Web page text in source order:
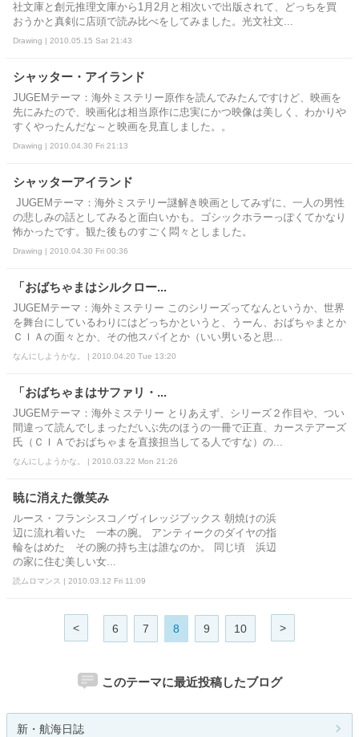
社文庫と創元推理文庫から1月2月と相次いで出版されて、どっちを買
おうかと真剣に店頭で読み比べをしてみました。光文社文...
Drawing | 2010.05.15 Sat 21:43
シャッター・アイランド
JUGEMテーマ：海外ミステリー原作を読んでみたんですけど、映画を
先にみたので、映画化は相当原作に忠実にかつ映像は美しく、わかりや
すくやったんだな～と映画を見直しました。。
Drawing | 2010.04.30 Fri 21:13
シャッターアイランド
JUGEMテーマ：海外ミステリー謎解き映画としてみずに、一人の男性
の悲しみの話としてみると面白いかも。ゴシックホラーっぽくてかなり
怖かったです。観た後ものすごく悶々としました。
Drawing | 2010.04.30 Fri 00:36
「おばちゃまはシルクロー...
JUGEMテーマ：海外ミステリー このシリーズってなんというか、世界
を舞台にしているわりにはどっちかというと、うーん、おばちゃまとか
ＣＩＡの面々とか、その他スパイとか（いい男いると思...
なんにしようかな。 | 2010.04.20 Tue 13:20
「おばちゃまはサファリ・...
JUGEMテーマ：海外ミステリー とりあえず、シリーズ２作目や、つい
間違って読んでしまっただいぶ先のほうの一冊で正直、カーステアーズ
氏（ＣＩＡでおばちゃまを直接担当してる人ですな）の...
なんにしようかな。 | 2010.03.22 Mon 21:26
暁に消えた微笑み
ルース・フランシスコ／ヴィレッジブックス 朝焼けの浜
辺に流れ着いた 一本の腕。 アンティークのダイヤの指
輪をはめた その腕の持ち主は誰なのか。 同じ頃 浜辺
の家に住む美しい女...
読ムロマンス | 2010.03.12 Fri 11:09
< 6 7 8 9 10 >
このテーマに最近投稿したブログ
新・航海日誌